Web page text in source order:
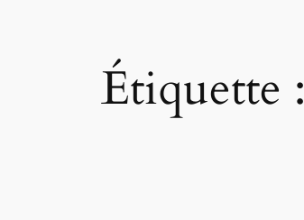
Étiquette :